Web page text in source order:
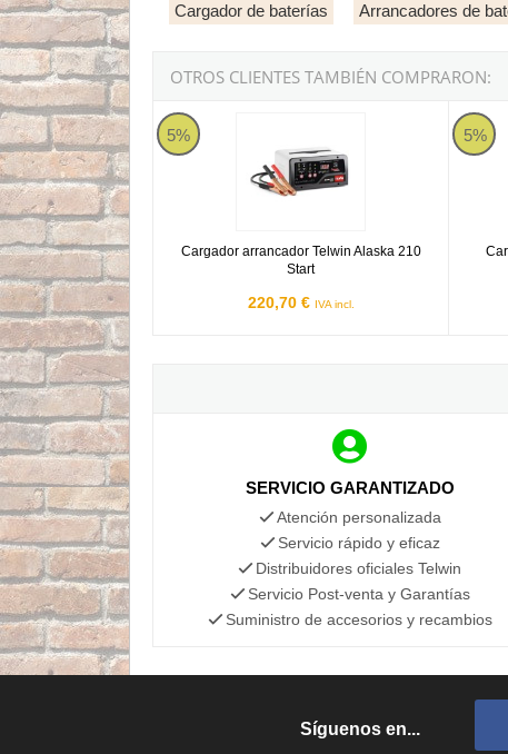
Cargador de baterías Arrancadores de
OTROS CLIENTES TAMBIÉN COMPRARON:
5%
Cargador arrancador Telwin Alaska 210
Start
220,70 € IVA incl.
Cargador arrancador Telwin Alaska 210 Start
5%
SERVICIO GARANTIZADO
Atención personalizada
Servicio rápido y eficaz
Distribuidores oficiales Telwin
Servicio Post-venta y Garantías
Suministro de accesorios y recambios
Síguenos en...